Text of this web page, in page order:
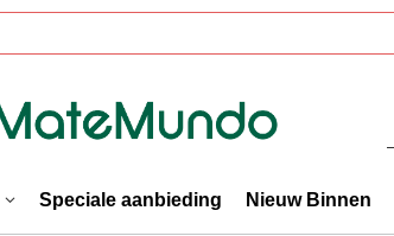
Speciale aanbieding Nieuw Binnen